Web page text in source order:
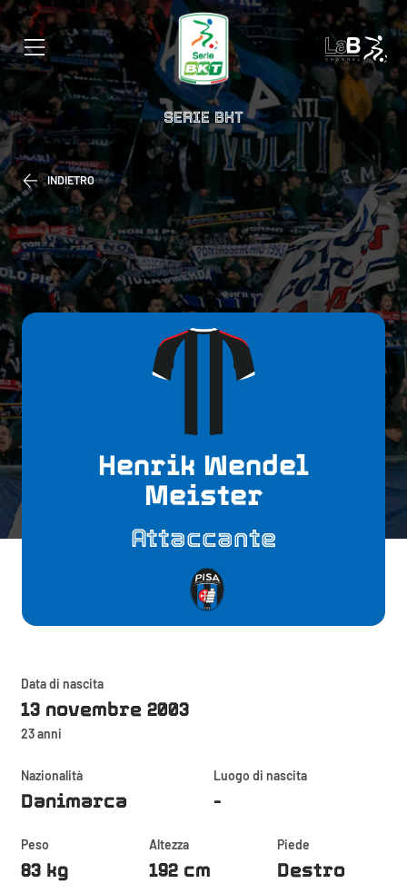
SERIE BKT
INDIETRO
Henrik Wendel
Meister
Attaccante
Data di nascita
13 novembre 2003
23 anni
Nazionalità
Danimarca
Luogo di nascita
-
Peso
83 kg
Altezza
192 cm
Piede
Destro